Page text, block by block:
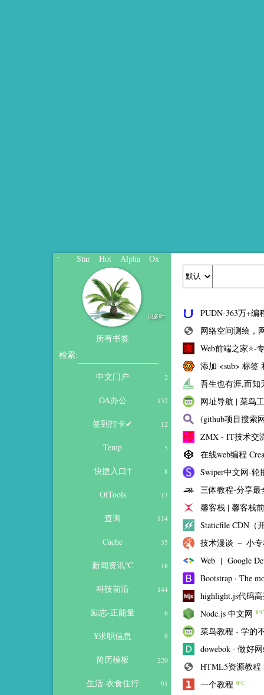
Star Hot Alpha Ox
贝多叶
所有书签
检索:
中文门户
2
OA办公 152
签到打卡✔ 12
Temp 5
快捷入口↑ 8
OlTools 17
查询 114
Cache 35
新闻资讯℃ 18
科技前沿 144
励志-正能量 6
¥求职信息 9
简历模板 220
生活-衣食住行 91
PUDN-363万+编
网络空间测绘，
Web前端之家⭐-
添加 <sub> 标签
吾生也有涯,而知
网址导航 | 菜鸟
(github项目搜索
ZMX - IT技术交
在线web编程
Swiper中文网-轮
三体教程-分享
馨客栈 | 馨客栈
Staticfile CDN（
技术漫谈 － 小
Web | Google
Bootstrap · The
highlight.js代码
Node.js 中文网 0℃
菜鸟教程 - 学的
dowebok - 做好
HTML5资源教程
一个教程 0℃